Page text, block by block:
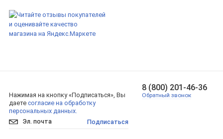
Нажимая на кнопку «Подписаться», Вы
даете согласие на обработку
персональных данных.
Подписаться
8 (800) 201-46-36
Обратный звонок